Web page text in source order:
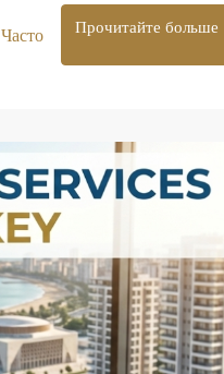
Часто
Прочитайте больше